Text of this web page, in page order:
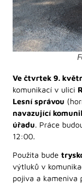
Ve čtvrtek 9.
komunikací v ulici
Lesní správou
navazující
úřadu. Práce
12:00.
Použita bude
výtluků v
pojiva a kameniva